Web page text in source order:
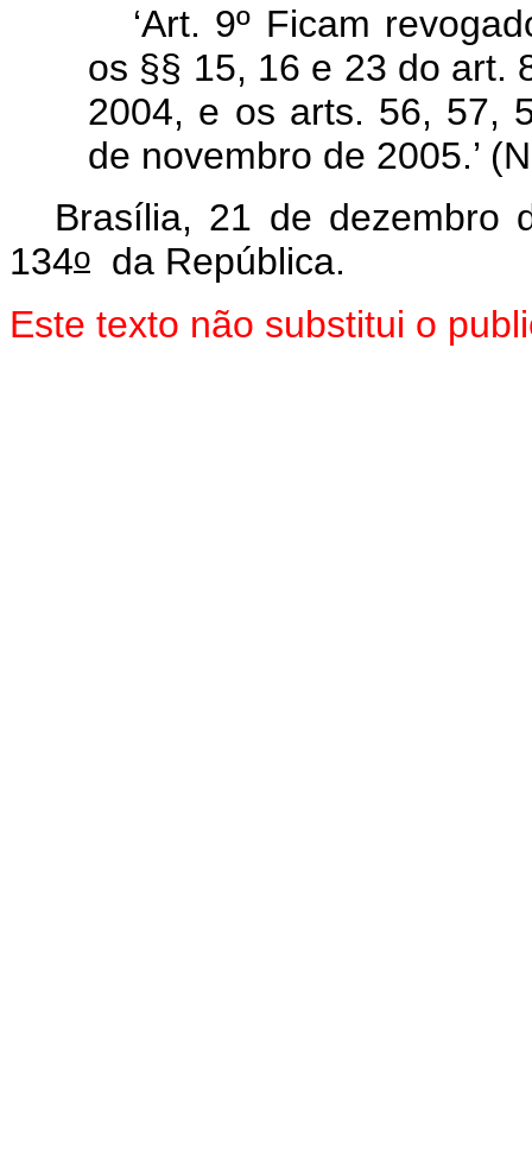
‘Art. 9º Ficam
os §§ 15, 16 e 23 do art.
2004, e os arts. 56, 57,
de novembro de 2005.’
Brasília, 21 de dezembro
134o da República.
Este texto não substitui o